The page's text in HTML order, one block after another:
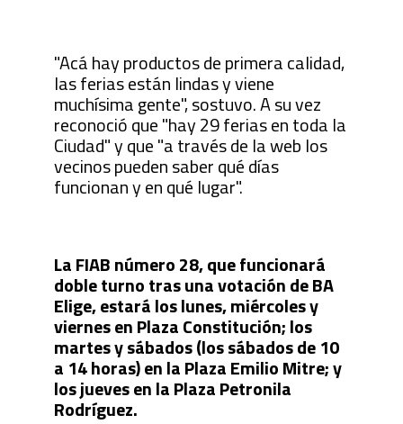
"Acá hay productos de primera calidad,
las ferias están lindas y viene
muchísima gente", sostuvo. A su vez
reconoció que "hay 29 ferias en toda la
Ciudad" y que "a través de la web los
vecinos pueden saber qué días
funcionan y en qué lugar".
La FIAB número 28, que funcionará
doble turno tras una votación de BA
Elige, estará los lunes, miércoles y
viernes en Plaza Constitución; los
martes y sábados (los sábados de 10
a 14 horas) en la Plaza Emilio Mitre; y
los jueves en la Plaza Petronila
Rodríguez.